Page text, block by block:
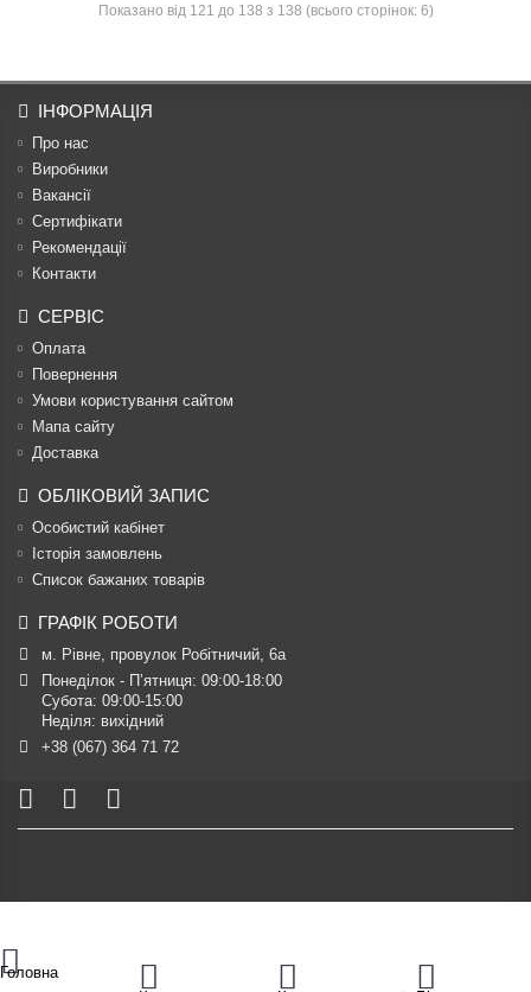
Показано від 121 до 138 з 138 (всього сторінок: 6)
ІНФОРМАЦІЯ
Про нас
Виробники
Вакансії
Сертифікати
Рекомендації
Контакти
СЕРВІС
Оплата
Повернення
Умови користування сайтом
Мапа сайту
Доставка
ОБЛІКОВИЙ ЗАПИС
Особистий кабінет
Історія замовлень
Список бажаних товарів
ГРАФІК РОБОТИ
м. Рівне, провулок Робітничий, 6а
Понеділок - П’ятниця: 09:00-18:00
Субота: 09:00-15:00
Неділя: вихідний
+38 (067) 364 71 72
Головна